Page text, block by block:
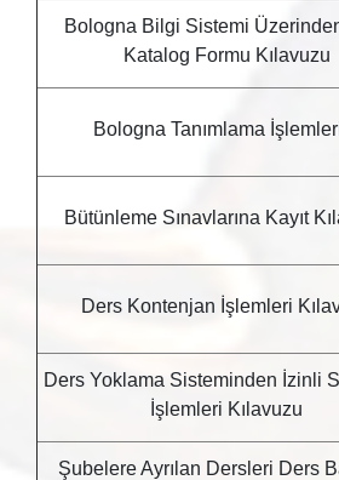
Bologna Bilgi Sistemi
Katalog Formu Kılavuzu
Bologna Tanımlama
Bütünleme Sınavlarına Kayıt
Ders Kontenjan İşlemleri
Ders Yoklama Sisteminden İzinli
İşlemleri Kılavuzu
Şubelere Ayrılan Dersleri Ders